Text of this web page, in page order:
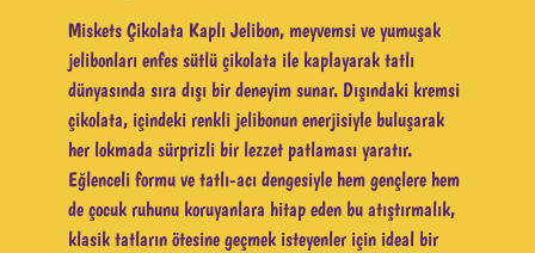
Miskets Çikolata Kaplı Jelibon, meyvemsi ve yumuşak
jelibonları enfes sütlü çikolata ile kaplayarak tatlı
dünyasında sıra dışı bir deneyim sunar. Dışındaki kremsi
çikolata, içindeki renkli jelibonun enerjisiyle buluşarak
her lokmada sürprizli bir lezzet patlaması yaratır.
Eğlenceli formu ve tatlı-acı dengesiyle hem gençlere hem
de çocuk ruhunu koruyanlara hitap eden bu atıştırmalık,
klasik tatların ötesine geçmek isteyenler için ideal bir